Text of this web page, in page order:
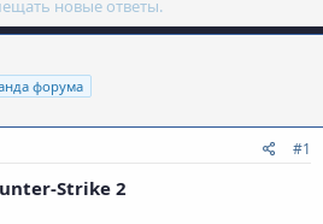
новые ответы.
форума
#1
Strike 2